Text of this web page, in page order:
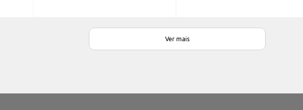
Ver mais